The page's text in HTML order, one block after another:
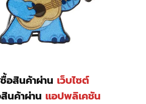
อสินค้าผ่าน เว็บไซต์
นค้าผ่าน แอปพลิเคชัน